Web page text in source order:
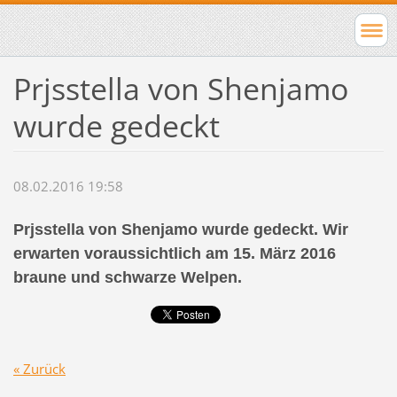
Prjsstella von Shenjamo
wurde gedeckt
08.02.2016 19:58
Prjsstella von Shenjamo wurde gedeckt. Wir
erwarten voraussichtlich am 15. März 2016
braune und schwarze Welpen.
« Zurück